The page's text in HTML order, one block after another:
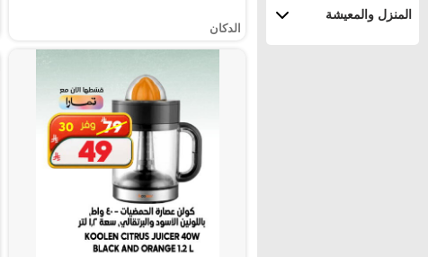
المنزل والمعيشة
الدكان